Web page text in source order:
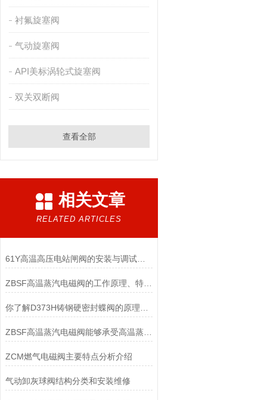
衬氟旋塞阀
气动旋塞阀
API美标涡轮式旋塞阀
双关双断阀
查看全部
相关文章
RELATED ARTICLES
61Y高温高压电站闸阀的安装与调试方式
ZBSF高温蒸汽电磁阀的工作原理、特点和应用途径
ZBSF高温蒸汽电磁阀能够承受高温蒸汽的冲击和腐蚀
ZCM燃气电磁阀主要特点分析介绍
气动卸灰球阀结构分类和安装维修